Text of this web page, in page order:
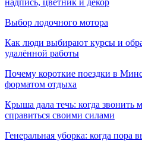
Выбор лодочного мотора
Как люди выбирают курсы и
удалённой работы
Почему короткие поездки в
форматом отдыха
Крыша дала течь: когда звонить
справиться своими силами
Генеральная уборка: когда пора